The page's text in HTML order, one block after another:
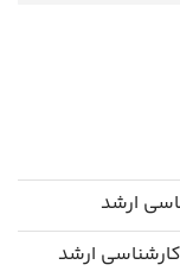
ارشد
ارشد